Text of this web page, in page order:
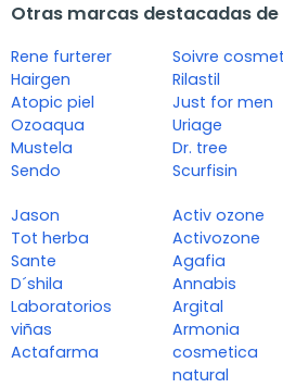
Otras marcas destacadas
Rene furterer
Hairgen
Atopic piel
Ozoaqua
Mustela
Sendo
Soivre
Rilastil
Just for men
Uriage
Dr. tree
Scurfisin
Jason
Tot herba
Sante
D´shila
Laboratorios
viñas
Actafarma
Activ ozone
Activozone
Agafia
Annabis
Argital
Armonia
cosmetica
natural